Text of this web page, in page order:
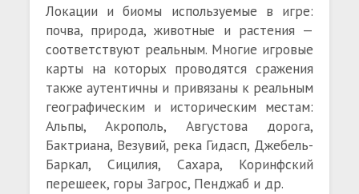
Локации и биомы используемые в игре:
почва, природа, животные и растения —
соответствуют реальным. Многие игровые
карты на которых проводятся сражения
также аутентичны и привязаны к реальным
географическим и историческим местам:
Альпы, Акрополь, Августова дорога,
Бактриана, Везувий, река Гидасп, Джебель-
Баркал, Сицилия, Сахара, Коринфский
перешеек, горы Загрос, Пенджаб и др.